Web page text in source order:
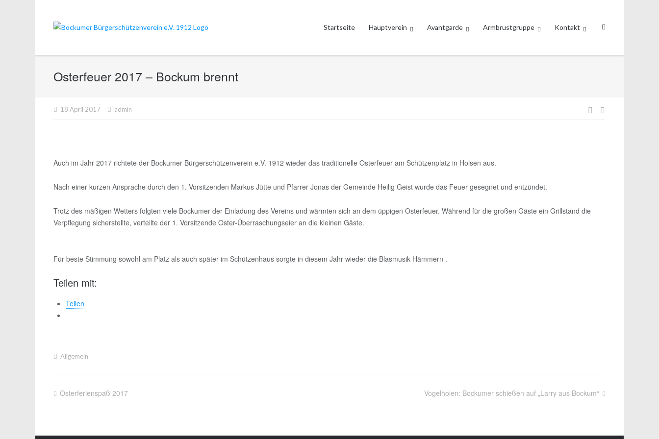
Startseite Hauptverein Avantgarde Armbrustgruppe Kontakt
Osterfeuer 2017 – Bockum brennt
18 April 2017 admin
Auch im Jahr 2017 richtete der Bockumer Bürgerschützenverein e.V. 1912 wieder das traditionelle Osterfeuer am Schützenplatz in Holsen aus.
Nach einer kurzen Ansprache durch den 1. Vorsitzenden Markus Jütte und Pfarrer Jonas der Gemeinde Heilig Geist wurde das Feuer gesegnet und entzündet.
Trotz des mäßigen Wetters folgten viele Bockumer der Einladung des Vereins und wärmten sich an dem üppigen Osterfeuer. Während für die großen Gäste ein Grillstand die
Verpflegung sicherstellte, verteilte der 1. Vorsitzende Oster-Überraschungseier an die kleinen Gäste.
Für beste Stimmung sowohl am Platz als auch später im Schützenhaus sorgte in diesem Jahr wieder die Blasmusik Hämmern .
Teilen mit:
Teilen
Allgemein
Beitragsnavigation
Osterferienspaß 2017 Vogelholen: Bockumer schießen auf „Larry aus Bockum“